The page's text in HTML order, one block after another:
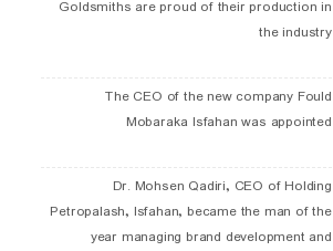
Goldsmiths are proud of their production in
the industry
The CEO of the new company Fould
Mobaraka Isfahan was appointed
Dr. Mohsen Qadiri, CEO of Holding
Petropalash, Isfahan, became the man of the
year managing brand development and